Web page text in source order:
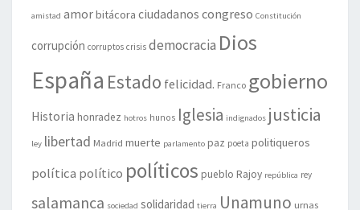
amistad amorbitácora ciudadanos congreso Constitución
corrupción corruptos crisis democracia Dios
España Estado felicidad. Franco gobierno
Historia honradez hotros hunos Iglesia indignados justicia
ley libertad Madrid muerte parlamento paz poeta politiqueros
política político políticos pueblo Rajoy república rey
salamanca sociedad solidaridad tierra Unamuno urnas